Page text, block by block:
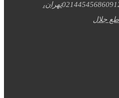
02144545686تهران،